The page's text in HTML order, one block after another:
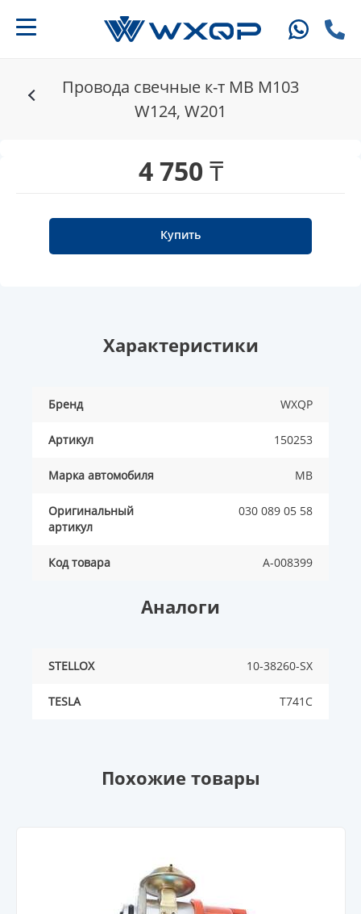
Провода свечные к-т MB M103
W124, W201
4 750 ₸
Купить
Характеристики
Бренд WXQP
Артикул 150253
Марка автомобиля MB
Оригинальный
артикул
030 089 05 58
Код товара A-008399
Аналоги
STELLOX 10-38260-SX
TESLA T741C
Похожие товары